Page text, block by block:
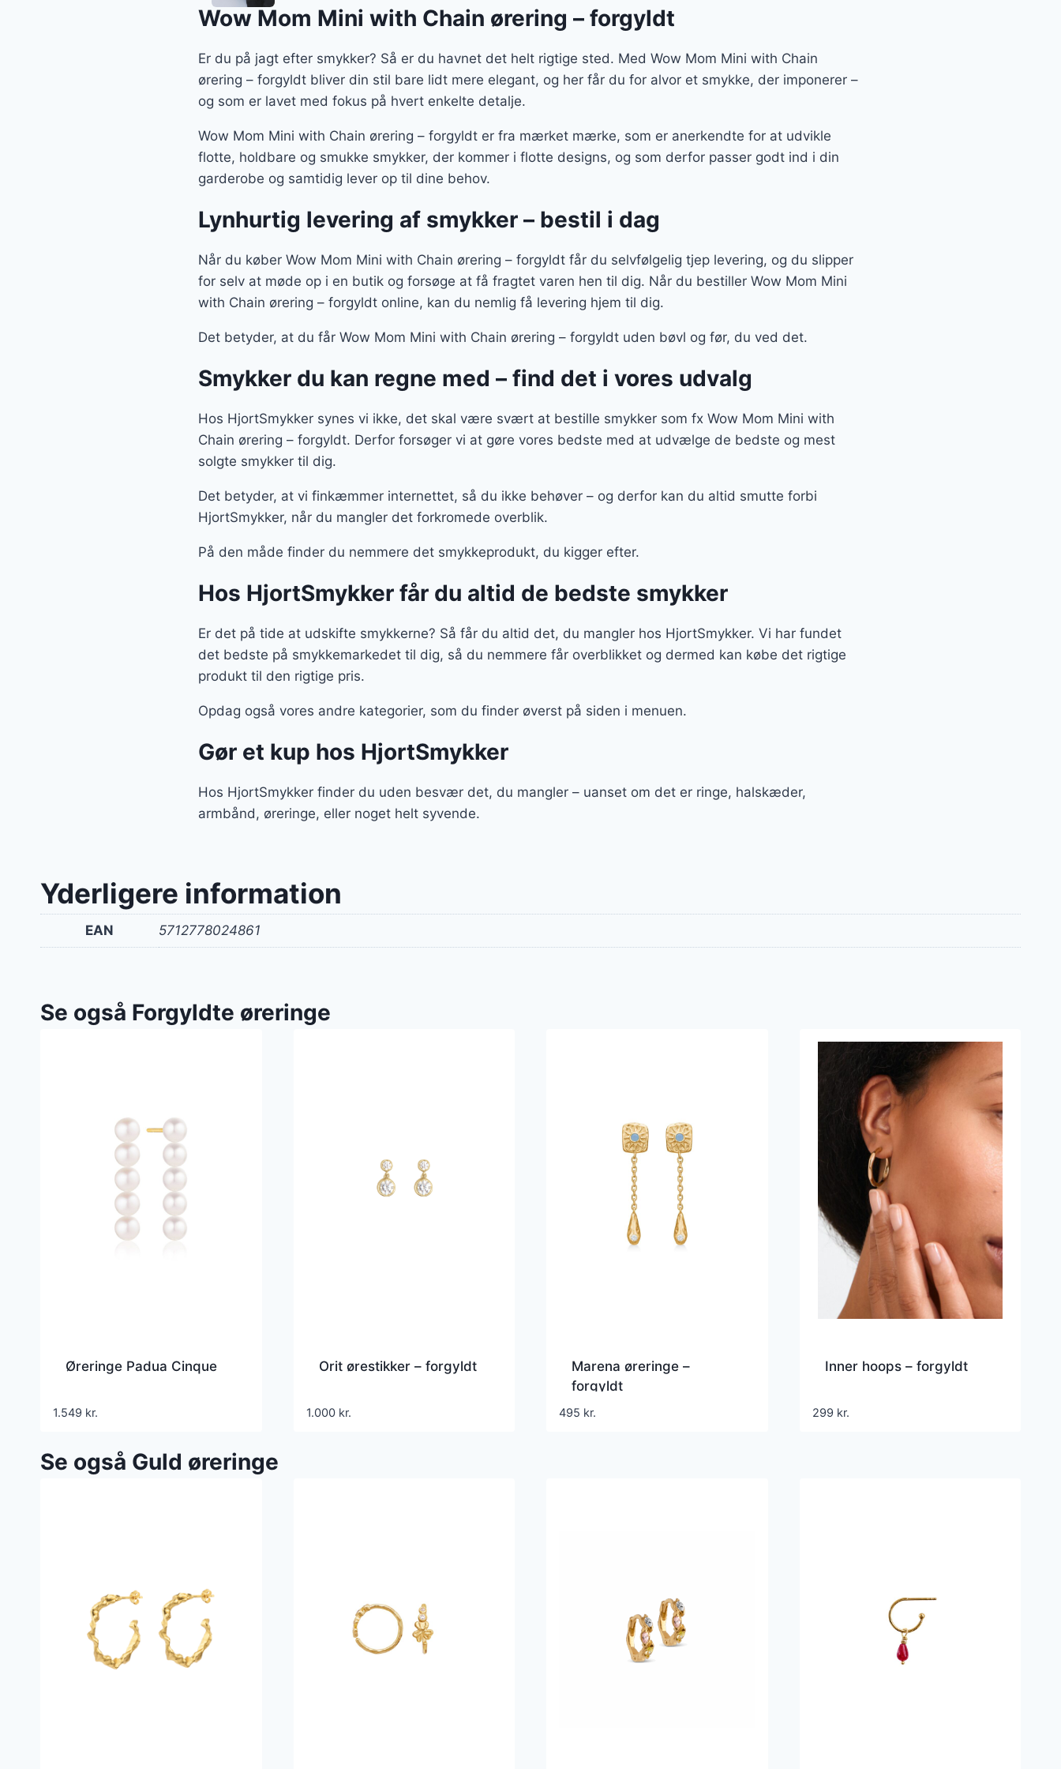
Wow Mom Mini with Chain ørering – forgyldt
Er du på jagt efter smykker? Så er du havnet det helt rigtige sted. Med Wow Mom Mini with Chain
ørering – forgyldt bliver din stil bare lidt mere elegant, og her får du for alvor et smykke, der imponerer –
og som er lavet med fokus på hvert enkelte detalje.
Wow Mom Mini with Chain ørering – forgyldt er fra mærket mærke, som er anerkendte for at udvikle
flotte, holdbare og smukke smykker, der kommer i flotte designs, og som derfor passer godt ind i din
garderobe og samtidig lever op til dine behov.
Lynhurtig levering af smykker – bestil i dag
Når du køber Wow Mom Mini with Chain ørering – forgyldt får du selvfølgelig tjep levering, og du slipper
for selv at møde op i en butik og forsøge at få fragtet varen hen til dig. Når du bestiller Wow Mom Mini
with Chain ørering – forgyldt online, kan du nemlig få levering hjem til dig.
Det betyder, at du får Wow Mom Mini with Chain ørering – forgyldt uden bøvl og før, du ved det.
Smykker du kan regne med – find det i vores udvalg
Hos HjortSmykker synes vi ikke, det skal være svært at bestille smykker som fx Wow Mom Mini with
Chain ørering – forgyldt. Derfor forsøger vi at gøre vores bedste med at udvælge de bedste og mest
solgte smykker til dig.
Det betyder, at vi finkæmmer internettet, så du ikke behøver – og derfor kan du altid smutte forbi
HjortSmykker, når du mangler det forkromede overblik.
På den måde finder du nemmere det smykkeprodukt, du kigger efter.
Hos HjortSmykker får du altid de bedste smykker
Er det på tide at udskifte smykkerne? Så får du altid det, du mangler hos HjortSmykker. Vi har fundet
det bedste på smykkemarkedet til dig, så du nemmere får overblikket og dermed kan købe det rigtige
produkt til den rigtige pris.
Opdag også vores andre kategorier, som du finder øverst på siden i menuen.
Gør et kup hos HjortSmykker
Hos HjortSmykker finder du uden besvær det, du mangler – uanset om det er ringe, halskæder,
armbånd, øreringe, eller noget helt syvende.
Yderligere information
EAN 5712778024861
Se også Forgyldte øreringe
Øreringe Padua Cinque
1.549 kr.
Orit ørestikker – forgyldt
1.000 kr.
Marena øreringe –
forgyldt
495 kr.
Inner hoops – forgyldt
299 kr.
Se også Guld øreringe